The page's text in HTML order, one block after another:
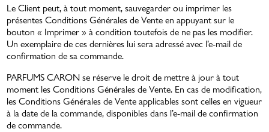
Le Client peut, à tout moment, sauvegarder ou imprimer les
présentes Conditions Générales de Vente en appuyant sur le
bouton « Imprimer » à condition toutefois de ne pas les modifier.
Un exemplaire de ces dernières lui sera adressé avec l’e-mail de
confirmation de sa commande.
PARFUMS CARON se réserve le droit de mettre à jour à tout
moment les Conditions Générales de Vente. En cas de modification,
les Conditions Générales de Vente applicables sont celles en vigueur
à la date de la commande, disponibles dans l’e-mail de confirmation
de commande.